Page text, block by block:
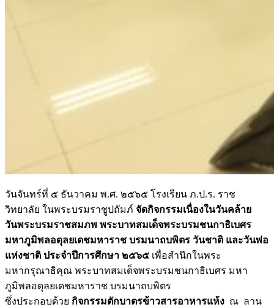
วันจันทร์ที่ ๕ ธันวาคม พ.ศ. ๒๕๖๕ โรงเรียน ภ.ป.ร. ราช
วิทยาลัย ในพระบรมราชูปถัมภ์ จัดกิจกรรมเนื่องในวันคล้าย
วันพระบรมราชสมภพ พระบาทสมเด็จพระบรมชนกาธิเบศร
มหาภูมิพลอดุลยเดชมหาราช บรมนาถบพิตร วันชาติ และวันพ่อ
แห่งชาติ ประจำปีการศึกษา ๒๕๖๕ เพื่อสำนึกในพระ
มหากรุณาธิคุณ พระบาทสมเด็จพระบรมชนกาธิเบศร มหา
ภูมิพลอดุลยเดชมหาราช บรมนาถบพิตร
ซึ่งประกอบด้วย กิจกรรมตักบาตรข้าวสารอาหารแห้ง ณ ลาน